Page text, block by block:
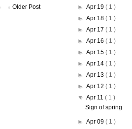
Older Post
►Apr 19( 1 )
►Apr 18( 1 )
►Apr 17( 1 )
►Apr 16( 1 )
►Apr 15( 1 )
►Apr 14( 1 )
►Apr 13( 1 )
►Apr 12( 1 )
▼Apr 11( 1 )
Sign of spring
►Apr 09( 1 )